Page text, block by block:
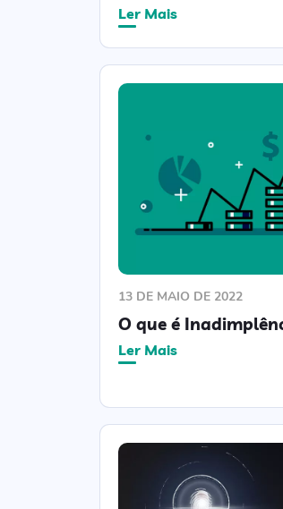
Ler Mais
13 DE MAIO DE 2022
O que é
Ler Mais